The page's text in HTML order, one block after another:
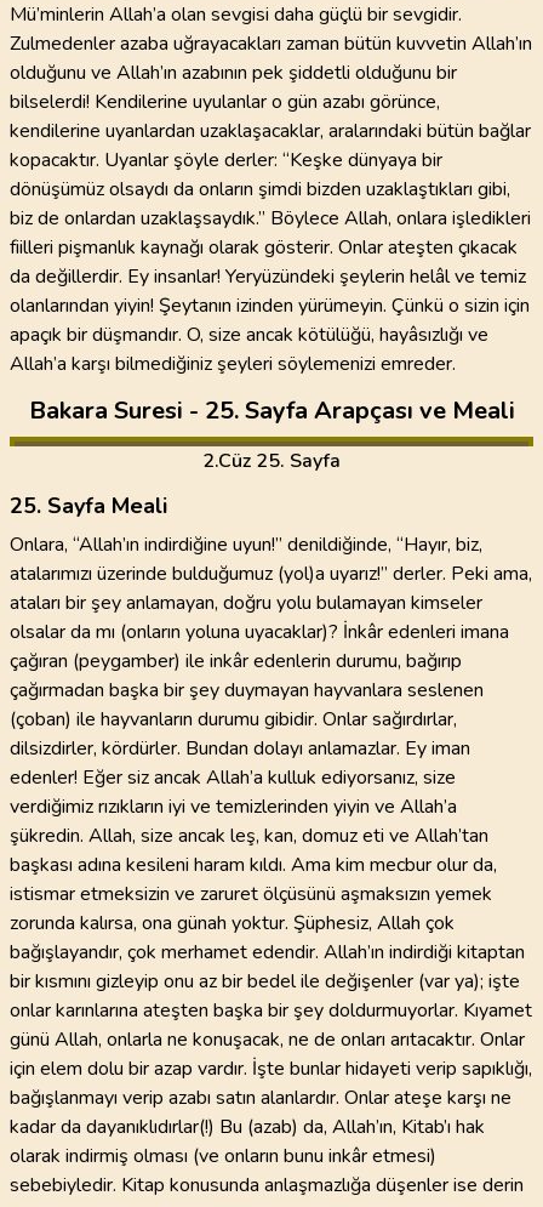
Mü’minlerin Allah’a olan sevgisi daha güçlü bir sevgidir.
Zulmedenler azaba uğrayacakları zaman bütün kuvvetin Allah’ın
olduğunu ve Allah’ın azabının pek şiddetli olduğunu bir
bilselerdi! Kendilerine uyulanlar o gün azabı görünce,
kendilerine uyanlardan uzaklaşacaklar, aralarındaki bütün bağlar
kopacaktır. Uyanlar şöyle derler: “Keşke dünyaya bir
dönüşümüz olsaydı da onların şimdi bizden uzaklaştıkları gibi,
biz de onlardan uzaklaşsaydık.” Böylece Allah, onlara işledikleri
fiilleri pişmanlık kaynağı olarak gösterir. Onlar ateşten çıkacak
da değillerdir. Ey insanlar! Yeryüzündeki şeylerin helâl ve temiz
olanlarından yiyin! Şeytanın izinden yürümeyin. Çünkü o sizin için
apaçık bir düşmandır. O, size ancak kötülüğü, hayâsızlığı ve
Allah’a karşı bilmediğiniz şeyleri söylemenizi emreder.
Bakara Suresi - 25. Sayfa Arapçası ve Meali
2.Cüz 25. Sayfa
25. Sayfa Meali
Onlara, “Allah’ın indirdiğine uyun!” denildiğinde, “Hayır, biz,
atalarımızı üzerinde bulduğumuz (yol)a uyarız!” derler. Peki ama,
ataları bir şey anlamayan, doğru yolu bulamayan kimseler
olsalar da mı (onların yoluna uyacaklar)? İnkâr edenleri imana
çağıran (peygamber) ile inkâr edenlerin durumu, bağırıp
çağırmadan başka bir şey duymayan hayvanlara seslenen
(çoban) ile hayvanların durumu gibidir. Onlar sağırdırlar,
dilsizdirler, kördürler. Bundan dolayı anlamazlar. Ey iman
edenler! Eğer siz ancak Allah’a kulluk ediyorsanız, size
verdiğimiz rızıkların iyi ve temizlerinden yiyin ve Allah’a
şükredin. Allah, size ancak leş, kan, domuz eti ve Allah’tan
başkası adına kesileni haram kıldı. Ama kim mecbur olur da,
istismar etmeksizin ve zaruret ölçüsünü aşmaksızın yemek
zorunda kalırsa, ona günah yoktur. Şüphesiz, Allah çok
bağışlayandır, çok merhamet edendir. Allah’ın indirdiği kitaptan
bir kısmını gizleyip onu az bir bedel ile değişenler (var ya); işte
onlar karınlarına ateşten başka bir şey doldurmuyorlar. Kıyamet
günü Allah, onlarla ne konuşacak, ne de onları arıtacaktır. Onlar
için elem dolu bir azap vardır. İşte bunlar hidayeti verip sapıklığı,
bağışlanmayı verip azabı satın alanlardır. Onlar ateşe karşı ne
kadar da dayanıklıdırlar(!) Bu (azab) da, Allah’ın, Kitab’ı hak
olarak indirmiş olması (ve onların bunu inkâr etmesi)
sebebiyledir. Kitap konusunda anlaşmazlığa düşenler ise derin